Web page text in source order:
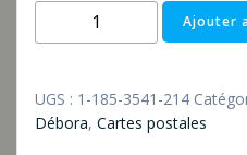
quantité
de
Postkarte:
Líneas
Ajouter
UGS : 1-185-3541-214
Débora, Cartes postales